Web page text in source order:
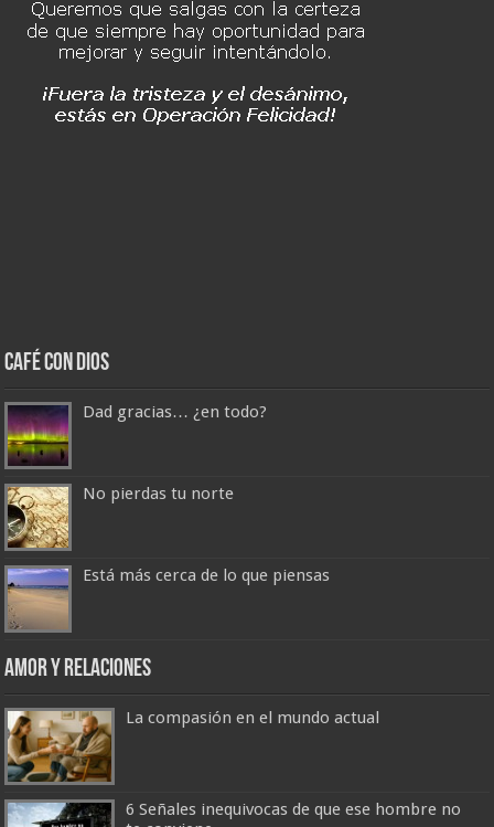
Café con Dios
Dad gracias… ¿en todo?
No pierdas tu norte
Está más cerca de lo que piensas
Amor y Relaciones
La compasión en el mundo actual
6 Señales inequivocas de que ese hombre no